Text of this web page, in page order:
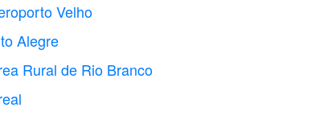
Velho
Alegre
Rural de Rio Branco